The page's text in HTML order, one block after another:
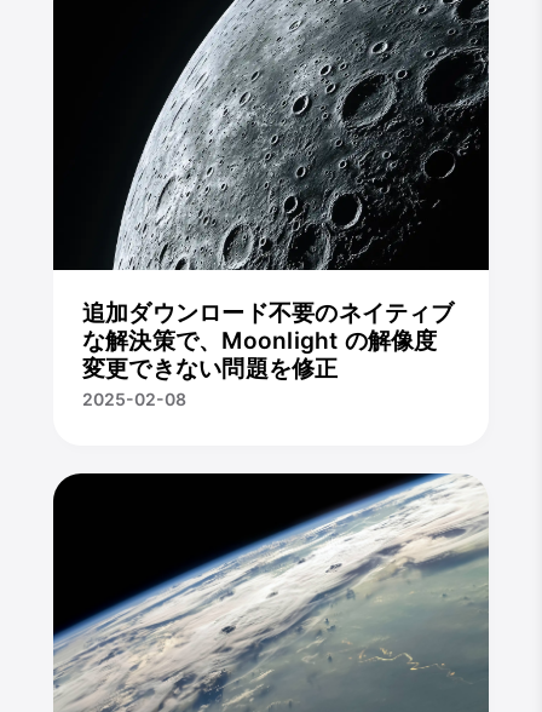
追加ダウンロード不要のネイティブ
な解決策で、Moonlight の解像度
変更できない問題を修正
2025-02-08